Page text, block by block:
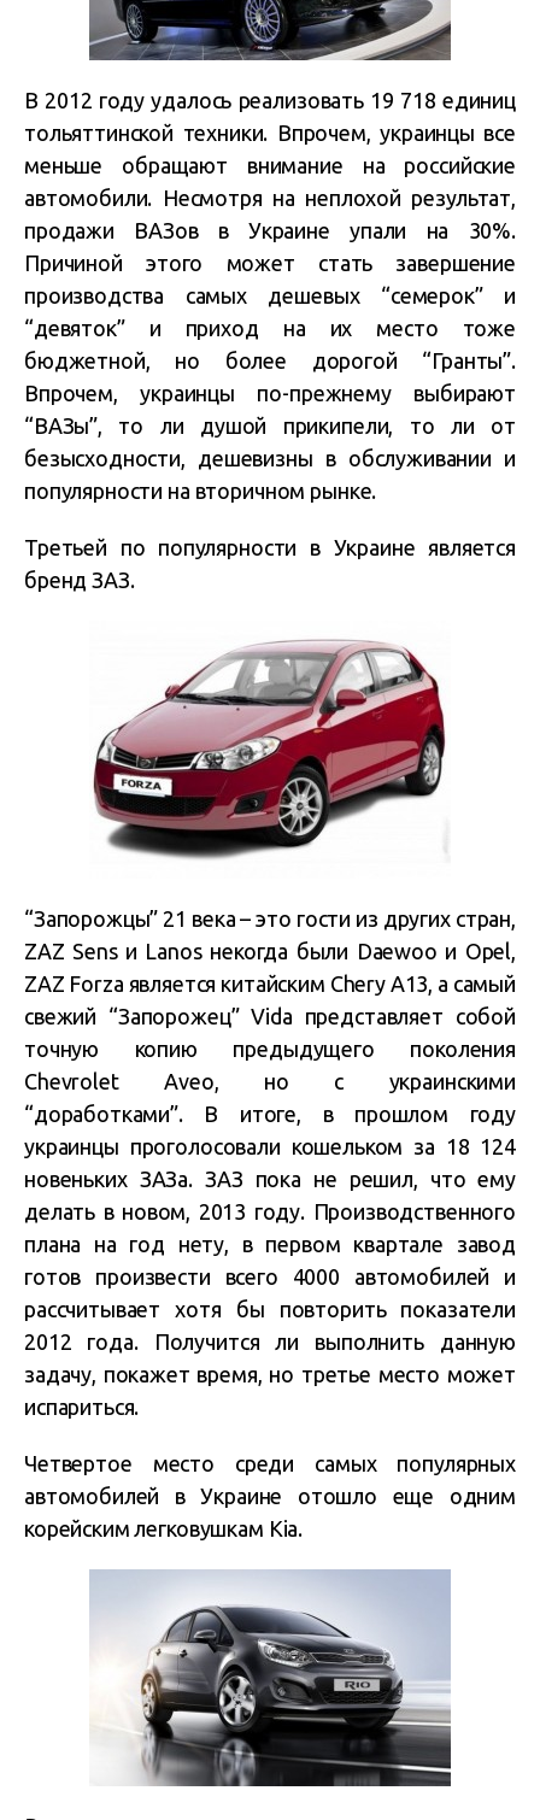
В 2012 году удалось реализовать 19 718 единиц
тольяттинской техники. Впрочем, украинцы все
меньше обращают внимание на российские
автомобили. Несмотря на неплохой результат,
продажи ВАЗов в Украине упали на 30%.
Причиной этого может стать завершение
производства самых дешевых “семерок” и
“девяток” и приход на их место тоже
бюджетной, но более дорогой “Гранты”.
Впрочем, украинцы по-прежнему выбирают
“ВАЗы”, то ли душой прикипели, то ли от
безысходности, дешевизны в обслуживании и
популярности на вторичном рынке.
Третьей по популярности в Украине является
бренд ЗАЗ.
“Запорожцы” 21 века – это гости из других стран,
ZAZ Sens и Lanos некогда были Daewoo и Opel,
ZAZ Forza является китайским Chery A13, а самый
свежий “Запорожец” Vida представляет собой
точную копию предыдущего поколения
Chevrolet Aveo, но с украинскими
“доработками”. В итоге, в прошлом году
украинцы проголосовали кошельком за 18 124
новеньких ЗАЗа. ЗАЗ пока не решил, что ему
делать в новом, 2013 году. Производственного
плана на год нету, в первом квартале завод
готов произвести всего 4000 автомобилей и
рассчитывает хотя бы повторить показатели
2012 года. Получится ли выполнить данную
задачу, покажет время, но третье место может
испариться.
Четвертое место среди самых популярных
автомобилей в Украине отошло еще одним
корейским легковушкам Kia.